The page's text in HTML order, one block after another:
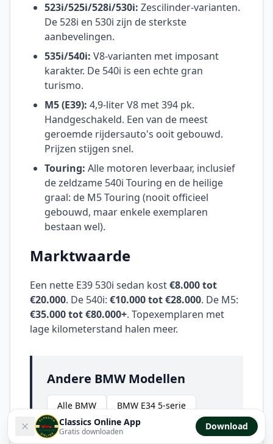
Classics Online App
Gratis downloaden Download
523i/525i/528i/530i: Zescilinder-varianten.
De 528i en 530i zijn de sterkste
aanbevelingen.
535i/540i: V8-varianten met imposant
karakter. De 540i is een echte gran
turismo.
M5 (E39): 4,9-liter V8 met 394 pk.
Handgeschakeld. Een van de meest
geroemde rijdersauto's ooit gebouwd.
Prijzen stijgen snel.
Touring: Alle motoren leverbaar, inclusief
de zeldzame 540i Touring en de heilige
graal: de M5 Touring (nooit officieel
gebouwd, maar enkele exemplaren
bestaan wel).
Marktwaarde
Een nette E39 530i sedan kost€8.000 tot
€20.000. De 540i: €10.000 tot €28.000. De M5:
€35.000 tot €80.000+. Topexemplaren met
lage kilometerstand halen meer.
Andere BMW Modellen
Alle BMW
BMW E34 5-serie
BMW 7-serie E38